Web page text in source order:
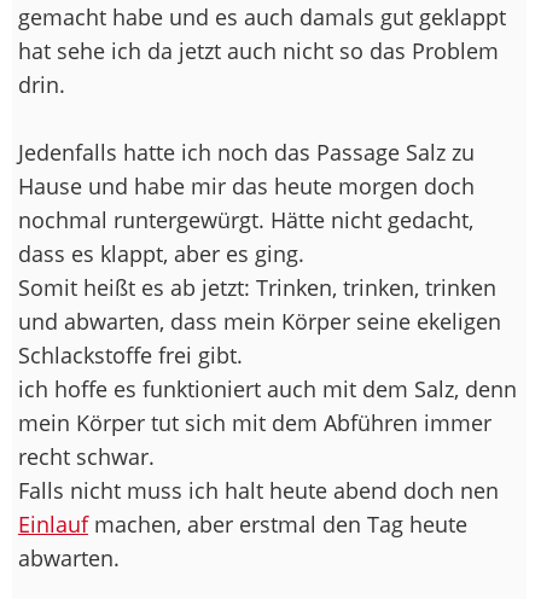
gemacht habe und es auch damals gut geklappt
hat sehe ich da jetzt auch nicht so das Problem
drin.
Jedenfalls hatte ich noch das Passage Salz zu
Hause und habe mir das heute morgen doch
nochmal runtergewürgt. Hätte nicht gedacht,
dass es klappt, aber es ging.
Somit heißt es ab jetzt: Trinken, trinken, trinken
und abwarten, dass mein Körper seine ekeligen
Schlackstoffe frei gibt.
ich hoffe es funktioniert auch mit dem Salz, denn
mein Körper tut sich mit dem Abführen immer
recht schwar.
Falls nicht muss ich halt heute abend doch nen
Einlaufmachen, aber erstmal den Tag heute
abwarten.